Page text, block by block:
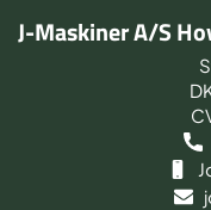
J-Maskiner A/S